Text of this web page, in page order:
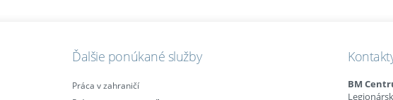
Ďalšie ponúkané služby
Práca v zahraničí
BM